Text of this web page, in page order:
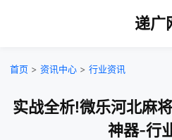
递广
首页 > 资讯中心 > 行业资讯
实战全析!微乐河北麻
神器-行